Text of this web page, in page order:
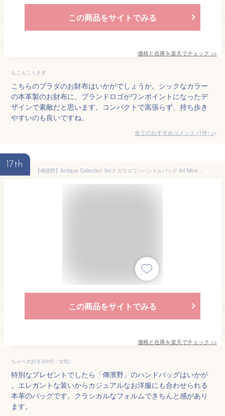
この商品をサイトでみる
価格と在庫を楽天でチェック >>
もこもこうさぎ
こちらのプラダのお財布はいかがでしょうか。シックなカラー
の本革製のお財布に、ブランドロゴがワンポイントになったデ
ザインで素敵だと思います。コンパクトで嵩張らず、持ち歩き
やすいのも良いですね。
全てのおすすめコメント (1件) >
17th
【傳濱野】Antique Collection Vol.3 ガラスワンハンドルバッグ Art Mine（アールマイン）でんはまの 濱野バッグ ハンドバッグ ショルダーバッグ ブランドハンドバッグ ブランド 本革バッグ ワンハンドルバッグ レディース セレモニー 結婚式 バッグ 高級 かっちり 369-227
この商品をサイトでみる
価格と在庫を楽天でチェック >>
ちゃぺ大好き(50代・女性)
特別なプレゼントでしたら「傳濱野」のハンドバッグはいかが
。エレガントな装いからカジュアルなお洋服にも合わせられる
本革のバッグです。クラシカルなフォルムできちんと感があり
ます。